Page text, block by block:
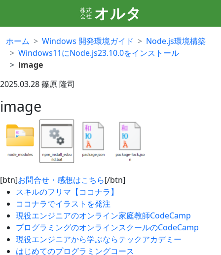
株式
会社 オルタ
ホーム Windows 開発環境ガイド
Node.js環境構築
Windows11にNode.js23.10.0をインストール
image
2025.03.28篠原 隆司
image
[btn]お問合せ・感想はこちら[/btn]
スキルのフリマ【ココナラ】
ココナラでイラストを発注
現役エンジニアのオンライン家庭教師CodeCamp
プログラミングのオンラインスクールのCodeCamp
現役エンジニアから学ぶならテックアカデミー
はじめてのプログラミングコース